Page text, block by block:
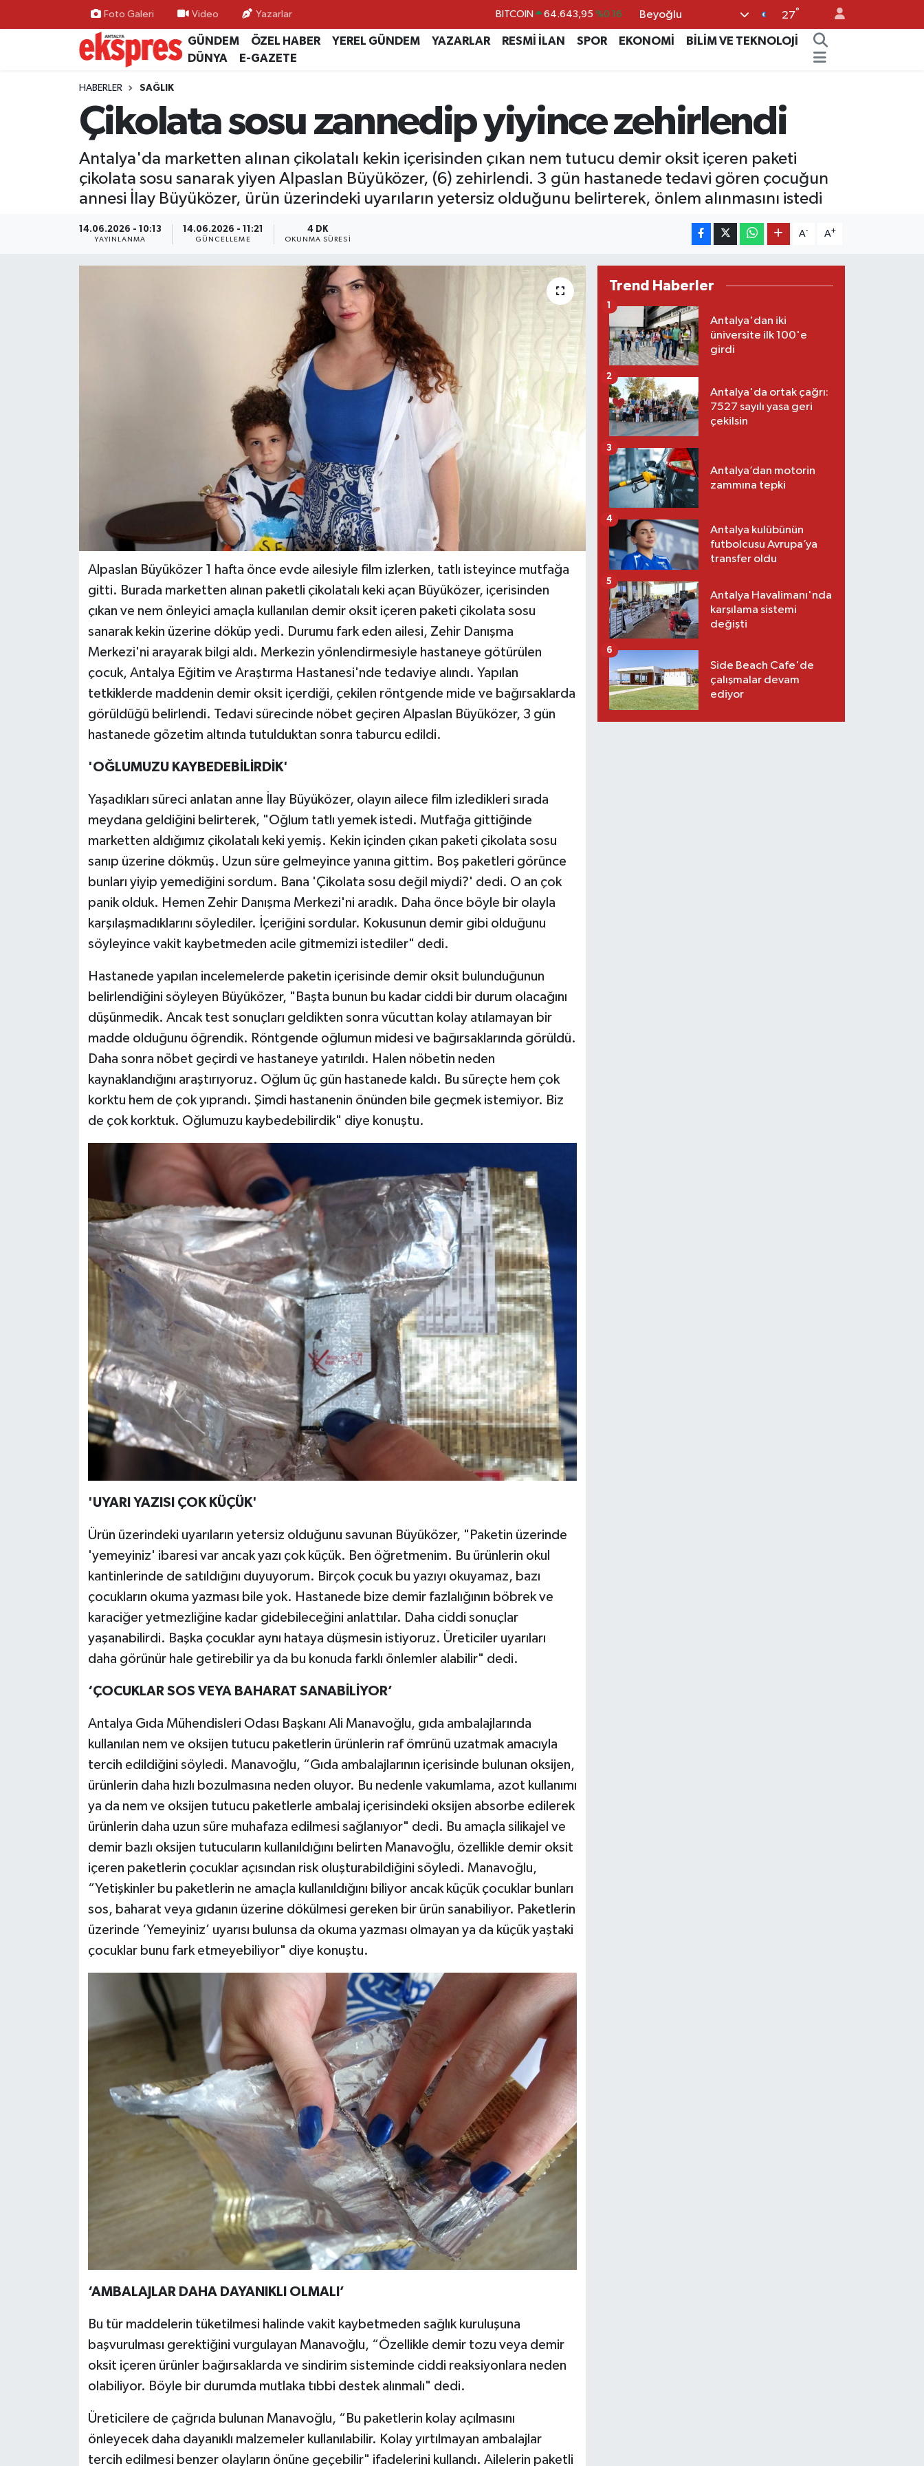
Foto Galeri Video Yazarlar DOLAR 47,6704 %0
EURO 55,0406 %-0.08
BİST100 13.799 %70
BITCOIN 64.643,95 %0.16
Beyoğlu 27°
GÜNDEM ÖZEL HABER YEREL GÜNDEM YAZARLAR RESMİ İLAN SPOR EKONOMİ
BİLİM VE TEKNOLOJİ
DÜNYA
E-GAZETE
HABERLER SAĞLIK
Çikolata sosu zannedip yiyince zehirlendi
Antalya'da marketten alınan çikolatalı kekin içerisinden çıkan nem tutucu demir oksit içeren paketi
çikolata sosu sanarak yiyen Alpaslan Büyüközer, (6) zehirlendi. 3 gün hastanede tedavi gören çocuğun
annesi İlay Büyüközer, ürün üzerindeki uyarıların yetersiz olduğunu belirterek, önlem alınmasını istedi
14.06.2026 - 10:13
YAYINLANMA
14.06.2026 - 11:21
GÜNCELLEME
4 DK
OKUNMA SÜRESI
A- A+
Alpaslan Büyüközer 1 hafta önce evde ailesiyle film izlerken, tatlı isteyince mutfağa
gitti. Burada marketten alınan paketli çikolatalı keki açan Büyüközer, içerisinden
çıkan ve nem önleyici amaçla kullanılan demir oksit içeren paketi çikolata sosu
sanarak kekin üzerine döküp yedi. Durumu fark eden ailesi, Zehir Danışma
Merkezi'ni arayarak bilgi aldı. Merkezin yönlendirmesiyle hastaneye götürülen
çocuk, Antalya Eğitim ve Araştırma Hastanesi'nde tedaviye alındı. Yapılan
tetkiklerde maddenin demir oksit içerdiği, çekilen röntgende mide ve bağırsaklarda
görüldüğü belirlendi. Tedavi sürecinde nöbet geçiren Alpaslan Büyüközer, 3 gün
hastanede gözetim altında tutulduktan sonra taburcu edildi.
'OĞLUMUZU KAYBEDEBİLİRDİK'
Yaşadıkları süreci anlatan anne İlay Büyüközer, olayın ailece film izledikleri sırada
meydana geldiğini belirterek, "Oğlum tatlı yemek istedi. Mutfağa gittiğinde
marketten aldığımız çikolatalı keki yemiş. Kekin içinden çıkan paketi çikolata sosu
sanıp üzerine dökmüş. Uzun süre gelmeyince yanına gittim. Boş paketleri görünce
bunları yiyip yemediğini sordum. Bana 'Çikolata sosu değil miydi?' dedi. O an çok
panik olduk. Hemen Zehir Danışma Merkezi'ni aradık. Daha önce böyle bir olayla
karşılaşmadıklarını söylediler. İçeriğini sordular. Kokusunun demir gibi olduğunu
söyleyince vakit kaybetmeden acile gitmemizi istediler" dedi.
Hastanede yapılan incelemelerde paketin içerisinde demir oksit bulunduğunun
belirlendiğini söyleyen Büyüközer, "Başta bunun bu kadar ciddi bir durum olacağını
düşünmedik. Ancak test sonuçları geldikten sonra vücuttan kolay atılamayan bir
madde olduğunu öğrendik. Röntgende oğlumun midesi ve bağırsaklarında görüldü.
Daha sonra nöbet geçirdi ve hastaneye yatırıldı. Halen nöbetin neden
kaynaklandığını araştırıyoruz. Oğlum üç gün hastanede kaldı. Bu süreçte hem çok
korktu hem de çok yıprandı. Şimdi hastanenin önünden bile geçmek istemiyor. Biz
de çok korktuk. Oğlumuzu kaybedebilirdik" diye konuştu.
'UYARI YAZISI ÇOK KÜÇÜK'
Ürün üzerindeki uyarıların yetersiz olduğunu savunan Büyüközer, "Paketin üzerinde
'yemeyiniz' ibaresi var ancak yazı çok küçük. Ben öğretmenim. Bu ürünlerin okul
kantinlerinde de satıldığını duyuyorum. Birçok çocuk bu yazıyı okuyamaz, bazı
çocukların okuma yazması bile yok. Hastanede bize demir fazlalığının böbrek ve
karaciğer yetmezliğine kadar gidebileceğini anlattılar. Daha ciddi sonuçlar
yaşanabilirdi. Başka çocuklar aynı hataya düşmesin istiyoruz. Üreticiler uyarıları
daha görünür hale getirebilir ya da bu konuda farklı önlemler alabilir" dedi.
‘ÇOCUKLAR SOS VEYA BAHARAT SANABİLİYOR’
Antalya Gıda Mühendisleri Odası Başkanı Ali Manavoğlu, gıda ambalajlarında
kullanılan nem ve oksijen tutucu paketlerin ürünlerin raf ömrünü uzatmak amacıyla
tercih edildiğini söyledi. Manavoğlu, “Gıda ambalajlarının içerisinde bulunan oksijen,
ürünlerin daha hızlı bozulmasına neden oluyor. Bu nedenle vakumlama, azot kullanımı
ya da nem ve oksijen tutucu paketlerle ambalaj içerisindeki oksijen absorbe edilerek
ürünlerin daha uzun süre muhafaza edilmesi sağlanıyor" dedi. Bu amaçla silikajel ve
demir bazlı oksijen tutucuların kullanıldığını belirten Manavoğlu, özellikle demir oksit
içeren paketlerin çocuklar açısından risk oluşturabildiğini söyledi. Manavoğlu,
“Yetişkinler bu paketlerin ne amaçla kullanıldığını biliyor ancak küçük çocuklar bunları
sos, baharat veya gıdanın üzerine dökülmesi gereken bir ürün sanabiliyor. Paketlerin
üzerinde ‘Yemeyiniz’ uyarısı bulunsa da okuma yazması olmayan ya da küçük yaştaki
çocuklar bunu fark etmeyebiliyor" diye konuştu.
‘AMBALAJLAR DAHA DAYANIKLI OLMALI’
Bu tür maddelerin tüketilmesi halinde vakit kaybetmeden sağlık kuruluşuna
başvurulması gerektiğini vurgulayan Manavoğlu, “Özellikle demir tozu veya demir
oksit içeren ürünler bağırsaklarda ve sindirim sisteminde ciddi reaksiyonlara neden
olabiliyor. Böyle bir durumda mutlaka tıbbi destek alınmalı" dedi.
Üreticilere de çağrıda bulunan Manavoğlu, “Bu paketlerin kolay açılmasını
önleyecek daha dayanıklı malzemeler kullanılabilir. Kolay yırtılmayan ambalajlar
tercih edilmesi benzer olayların önüne geçebilir" ifadelerini kullandı. Ailelerin paketli
Trend Haberler
Antalya'dan iki
üniversite ilk 100'e
girdi
1
Antalya'da ortak çağrı:
7527 sayılı yasa geri
çekilsin
2
Antalya’dan motorin
zammına tepki
3
Antalya kulübünün
futbolcusu Avrupa’ya
transfer oldu
4
Antalya Havalimanı'nda
karşılama sistemi
değişti
5
Side Beach Cafe'de
çalışmalar devam
ediyor
6
ÖZEL HABER
GÜNDEM
YEREL GÜNDEM
EKONOMİ
KÜLTÜR - SANAT
Nöbetçi Eczaneler
Hava Durumu
Trafik Durumu
Süper Lig Puan Durumu ve Fikstür
Son Dakika Haberleri